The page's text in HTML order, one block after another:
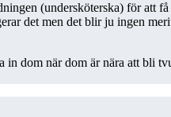
(undersköterska) för att
det men det blir ju ingen
dom när dom är nära att bli